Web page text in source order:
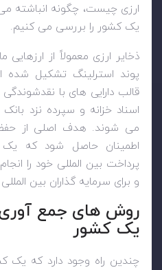
ارزی چیست، چگونه انباشته
یک کشور را بررسی می کنیم.
ذخایر ارزی معمولاً از ارزهایی
پوند استرلینگ تشکیل شده
قالب دارایی های با نقدشوندگی
اسناد خزانه و سپرده نزد
می شوند. هدف اصلی از
اطمینان حاصل شود که
پرداخت بین المللی خود را
و برای سرمایه گذاران بین
روش های جمع آوری
یک کشور
چندین راه وجود دارد که یک